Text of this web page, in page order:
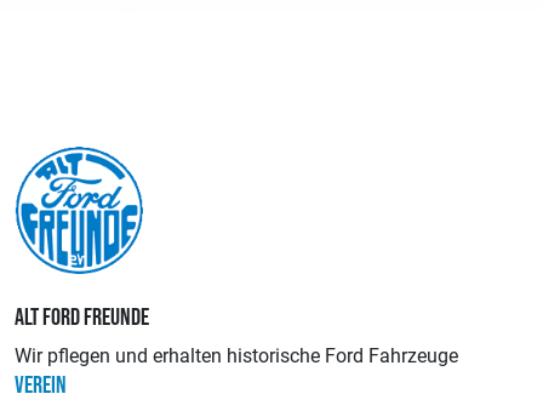
ALT FORD FREUNDE
Wir pflegen und erhalten historische Ford Fahrzeuge
VEREIN